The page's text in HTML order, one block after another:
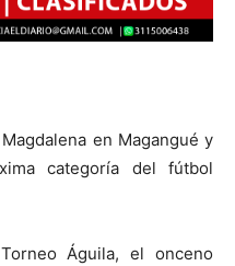
en Magangué y
categoría del fútbol
Águila, el onceno